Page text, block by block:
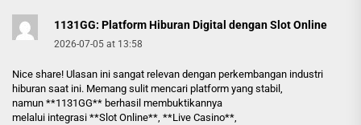
1131GG: Platform Hiburan Digital dengan Slot Online
2026-07-05 at 13:58
Nice share! Ulasan ini sangat relevan dengan perkembangan industri
hiburan saat ini. Memang sulit mencari platform yang stabil,
namun **1131GG** berhasil membuktikannya
melalui integrasi **Slot Online**, **Live Casino**,